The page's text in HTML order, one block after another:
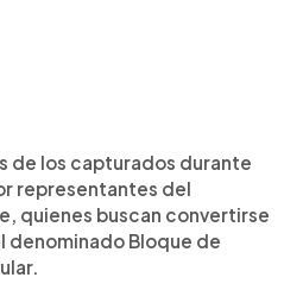
de los capturados durante
representantes del
quienes buscan convertirse
denominado Bloque de